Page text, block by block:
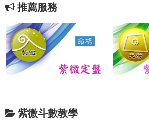
推薦服務
紫微斗數教學